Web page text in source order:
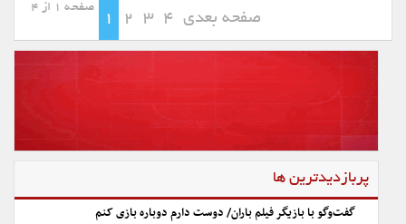
صفحه 1 از 4
1 2 3 4 صفحه بعدی
پربازدیدترین ها
گفت‌وگو با بازیگر فیلم باران/ دوست دارم دوباره بازی کنم